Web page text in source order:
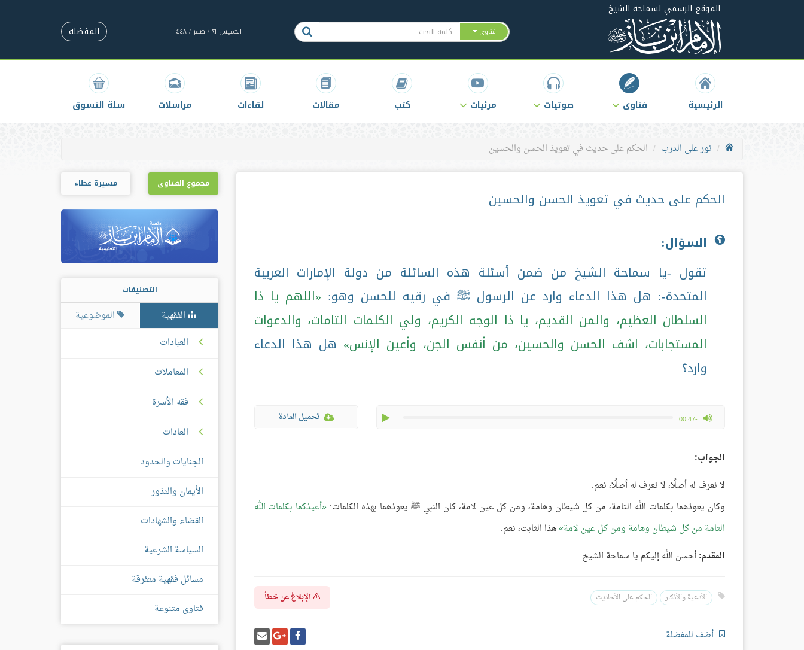
الموقع الرسمي لسماحة الشيخ
فتاوى الخميس ٢١ / صفر / ١٤٤٨ المفضلة
الرئيسية فتاوى صوتيات مرئيات كتب مقالات لقاءات مراسلات سلة التسوق
نور على الدرب الحكم على حديث في تعويذ الحسن والحسين
الحكم على حديث في تعويذ الحسن والحسين
السؤال:
تقول -يا سماحة الشيخ من ضمن أسئلة هذه السائلة من دولة الإمارات العربية
المتحدة-: هل هذا الدعاء وارد عن الرسول ﷺ في رقيه للحسن وهو:
اللهم يا ذا
السلطان العظيم، والمن القديم، يا ذا الوجه الكريم، ولي الكلمات التامات، والدعوات
المستجابات، اشف الحسن والحسين، من أنفس الجن، وأعين الإنس
هل هذا الدعاء
وارد؟
-00:47
max volume تحميل المادة
الجواب:
لا نعرف له أصلًا، لا نعرف له أصلًا، نعم.
وكان يعوذهما بكلمات الله التامة، من كل شيطان وهامة، ومن كل عين لامة، كان النبي ﷺ يعوذهما بهذه الكلمات: أعيذكما بكلمات الله
التامة من كل شيطان وهامة ومن كل عين لامة هذا الثابت، نعم.
المقدم:أحسن الله إليكم يا سماحة الشيخ.
الأدعية والأذكار الحكم على الأحاديث الإبلاغ عن خطأ
أضف للمفضلة شارك
على
شارك
على
إرسل
إيميل
مجموع الفتاوى مسيرة عطاء
التصنيفات
الفقهية
الموضوعية
العبادات
المعاملات
فقه الأسرة
العادات
الجنايات والحدود
الأيمان والنذور
القضاء والشهادات
السياسة الشرعية
مسائل فقهية متفرقة
فتاوى متنوعة